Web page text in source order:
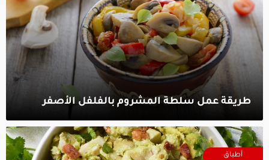
طريقة عمل سلطة المشروم بالفلفل الأصفر‎
أطباق